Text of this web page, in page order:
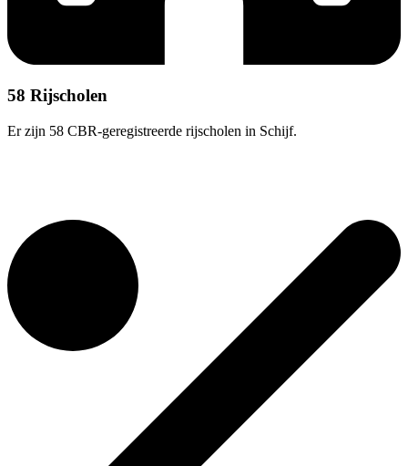
58 Rijscholen
Er zijn 58 CBR-geregistreerde rijscholen in Schijf.